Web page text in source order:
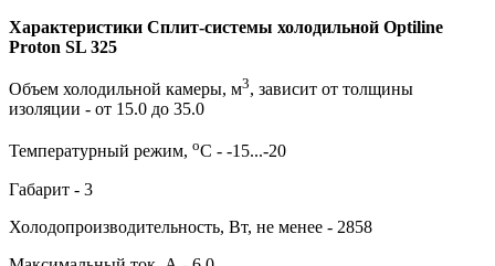
Характеристики Сплит-системы холодильной Optiline
Proton SL 325
Объем холодильной камеры, м3, зависит от толщины
изоляции - от 15.0 до 35.0
Температурный режим, оС - -15...-20
Габарит - 3
Холодопроизводительность, Вт, не менее - 2858